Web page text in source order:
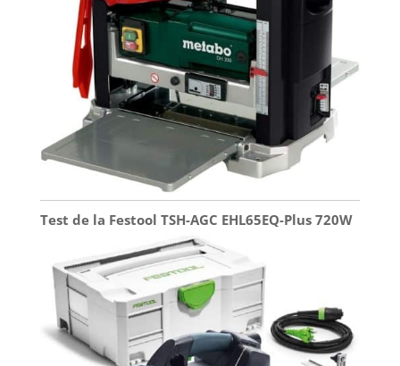
Test de la Festool TSH-AGC EHL65EQ-Plus 720W